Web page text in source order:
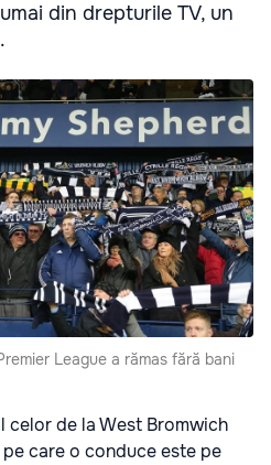
din drepturile TV, un
League a rămas fără bani
celor de la West Bromwich
care o conduce este pe